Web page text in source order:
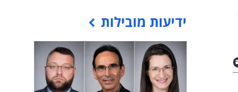
ידיעות מובילות